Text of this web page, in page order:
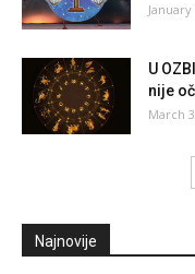
January
U
nije
March
Najnovije